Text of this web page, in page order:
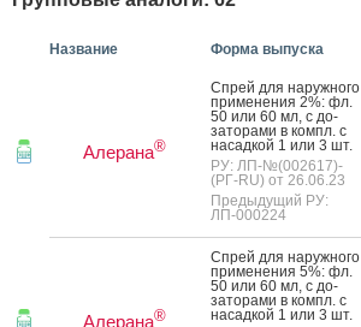
Название Форма выпуска
Алерана®
Спрей для на­руж­но­го
при­мене­ния 2%: фл.
50 или 60 мл, с до­
зато­рами в компл. с
на­сад­кой 1 или 3 шт.
РУ: ЛП-№(002617)-
(РГ-RU) от 26.06.23
Предыдущий РУ:
ЛП-000224
Алерана®
Спрей для на­руж­но­го
при­мене­ния 5%: фл.
50 или 60 мл, с до­
зато­рами в компл. с
на­сад­кой 1 или 3 шт.